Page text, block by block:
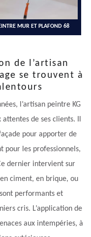
MUR ET PLAFOND 68
de l’artisan
se trouvent à
l’artisan peintre KG
de ses clients. Il
pour apporter de
pour les professionnels,
dernier intervient sur
ciment, en brique, ou
performants et
cris. L’application de
aux intempéries, à